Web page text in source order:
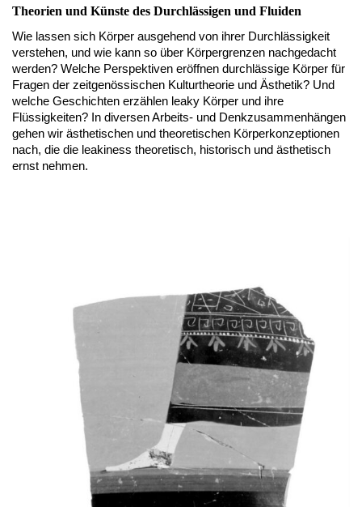
Theorien und Künste des Durchlässigen und Fluiden
Wie lassen sich Körper ausgehend von ihrer Durchlässigkeit
verstehen, und wie kann so über Körpergrenzen nachgedacht
werden? Welche Perspektiven eröffnen durchlässige Körper für
Fragen der zeitgenössischen Kulturtheorie und Ästhetik? Und
welche Geschichten erzählen leaky Körper und ihre
Flüssigkeiten? In diversen Arbeits- und Denkzusammenhängen
gehen wir ästhetischen und theoretischen Körperkonzeptionen
nach, die die leakiness theoretisch, historisch und ästhetisch
ernst nehmen.